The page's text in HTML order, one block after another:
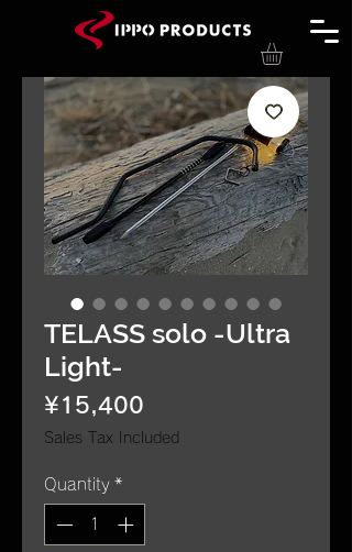
TELASS solo -Ultra
Light-
¥15,400
Sales Tax Included
Quantity *